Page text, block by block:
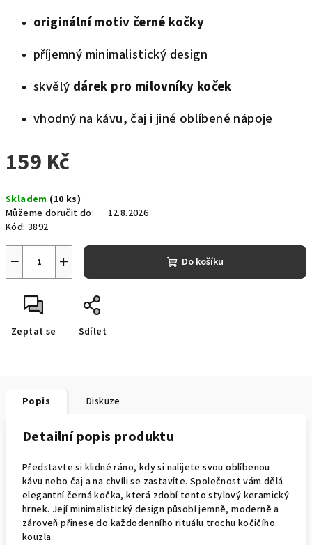
originální motiv černé kočky
příjemný minimalistický design
skvělý dárek pro milovníky koček
vhodný na kávu, čaj i jiné oblíbené nápoje
159 Kč
cena:
Skladem (10 ks)
Můžeme doručit do:
12.8.2026
Kód: 3892
+
− Do košíku
Zeptat se Sdílet
Popis Diskuze
Detailní popis produktu
Představte si klidné ráno, kdy si nalijete svou oblíbenou
kávu nebo čaj a na chvíli se zastavíte. Společnost vám dělá
elegantní černá kočka, která zdobí tento stylový keramický
hrnek. Její minimalistický design působí jemně, moderně a
zároveň přinese do každodenního rituálu trochu kočičího
kouzla.